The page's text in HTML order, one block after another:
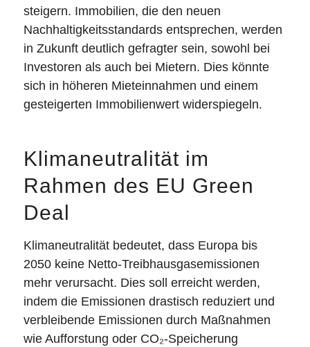
steigern. Immobilien, die den neuen
Nachhaltigkeitsstandards entsprechen, werden
in Zukunft deutlich gefragter sein, sowohl bei
Investoren als auch bei Mietern. Dies könnte
sich in höheren Mieteinnahmen und einem
gesteigerten Immobilienwert widerspiegeln.
Klimaneutralität im
Rahmen des EU Green
Deal
Klimaneutralität bedeutet, dass Europa bis
2050 keine Netto-Treibhausgasemissionen
mehr verursacht. Dies soll erreicht werden,
indem die Emissionen drastisch reduziert und
verbleibende Emissionen durch Maßnahmen
wie Aufforstung oder CO₂-Speicherung